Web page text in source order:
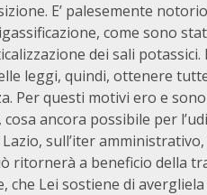
E’ palesemente
come sono
dei sali
leggi, quindi, ottenere
Per questi motivi ero e
cosa ancora possibile per
sull’iter
ritornerà a beneficio della
che Lei sostiene di